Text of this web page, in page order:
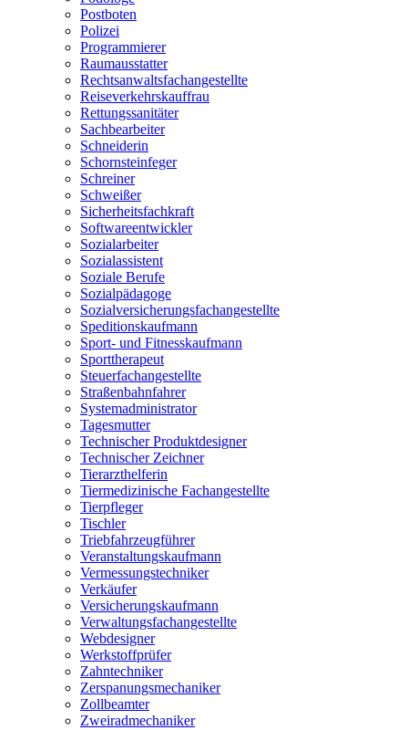
Postboten
Polizei
Programmierer
Raumausstatter
Rechtsanwaltsfachangestellte
Reiseverkehrskauffrau
Rettungssanitäter
Sachbearbeiter
Schneiderin
Schornsteinfeger
Schreiner
Schweißer
Sicherheitsfachkraft
Softwareentwickler
Sozialarbeiter
Sozialassistent
Soziale Berufe
Sozialpädagoge
Sozialversicherungsfachangestellte
Speditionskaufmann
Sport- und Fitnesskaufmann
Sporttherapeut
Steuerfachangestellte
Straßenbahnfahrer
Systemadministrator
Tagesmutter
Technischer Produktdesigner
Technischer Zeichner
Tierarzthelferin
Tiermedizinische Fachangestellte
Tierpfleger
Tischler
Triebfahrzeugführer
Veranstaltungskaufmann
Vermessungstechniker
Verkäufer
Versicherungskaufmann
Verwaltungsfachangestellte
Webdesigner
Werkstoffprüfer
Zahntechniker
Zerspanungsmechaniker
Zollbeamter
Zweiradmechaniker